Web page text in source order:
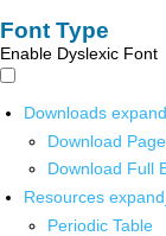
Font Type
Enable Dyslexic Font
Downloads
Download
Download Full
Resources
Periodic Table